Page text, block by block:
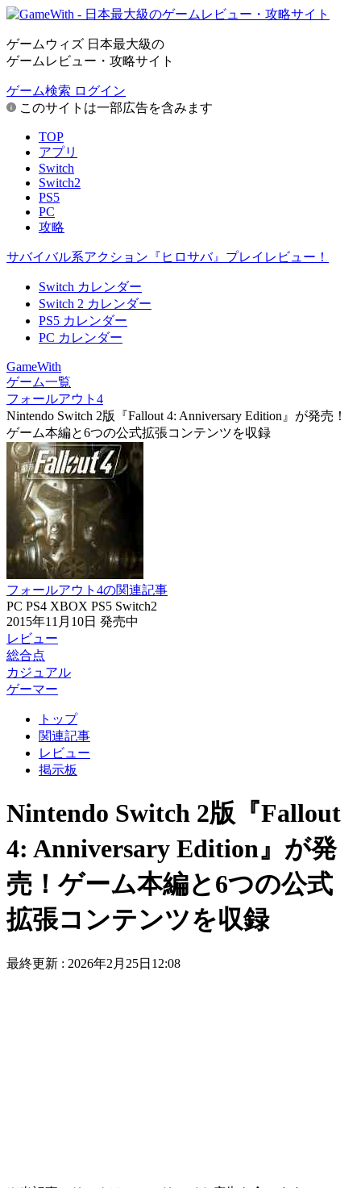
ゲームウィズ 日本最大級の
ゲームレビュー・攻略サイト
ゲーム検索 ログイン
このサイトは一部広告を含みます
TOP
アプリ
Switch
Switch2
PS5
PC
攻略
サバイバル系アクション『ヒロサバ』プレイレビュー！
Switch カレンダー
Switch 2 カレンダー
PS5 カレンダー
PC カレンダー
GameWith
ゲーム一覧
フォールアウト4
Nintendo Switch 2版『Fallout 4: Anniversary Edition』が発売！
ゲーム本編と6つの公式拡張コンテンツを収録
フォールアウト4の関連記事
PC PS4 XBOX PS5 Switch2
2015年11月10日 発売中
レビュー
総合点
カジュアル
ゲーマー
トップ
関連記事
レビュー
掲示板
Nintendo Switch 2版『Fallout
4: Anniversary Edition』が発
売！ゲーム本編と6つの公式
拡張コンテンツを収録
最終更新 : 2026年2月25日12:08